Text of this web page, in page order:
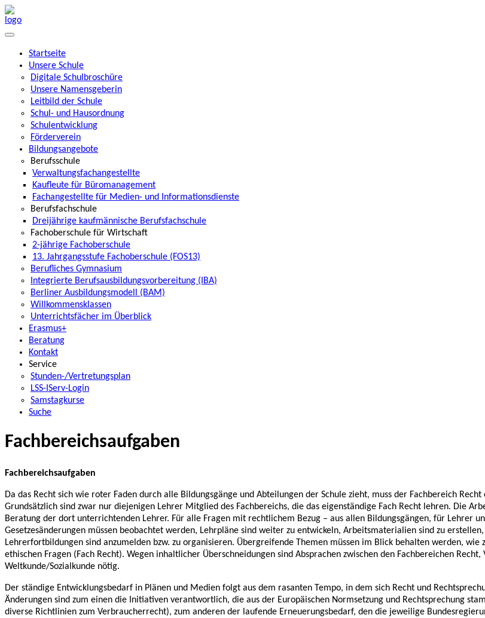
Startseite
Unsere Schule
Digitale Schulbroschüre
Unsere Namensgeberin
Leitbild der Schule
Schul- und Hausordnung
Schulentwicklung
Förderverein
Bildungsangebote
Berufsschule
Verwaltungsfachangestellte
Kaufleute für Büromanagement
Fachangestellte für Medien- und Informationsdienste
Berufsfachschule
Dreijährige kaufmännische Berufsfachschule
Fachoberschule für Wirtschaft
2-jährige Fachoberschule
13. Jahrgangsstufe Fachoberschule (FOS13)
Berufliches Gymnasium
Integrierte Berufsausbildungsvorbereitung (IBA)
Berliner Ausbildungsmodell (BAM)
Willkommensklassen
Unterrichtsfächer im Überblick
Erasmus+
Beratung
Kontakt
Service
Stunden-/Vertretungsplan
LSS-IServ-Login
Samstagkurse
Suche
Fachbereichsaufgaben
Fachbereichsaufgaben
Da das Recht sich wie roter Faden durch alle Bildungsgänge und Abteilungen der Schule zieht, muss der Fachbereich
Grundsätzlich sind zwar nur diejenigen Lehrer Mitglied des Fachbereichs, die das eigenständige Fach Recht lehren. Die
Beratung der dort unterrichtenden Lehrer. Für alle Fragen mit rechtlichem Bezug – aus allen Bildungsgängen, für Lehrer
Gesetzesänderungen müssen beobachtet werden, Lehrpläne sind weiter zu entwickeln, Arbeitsmaterialien sind zu
Lehrerfortbildungen sind anzumelden bzw. zu organisieren. Übergreifende Themen müssen im Blick behalten werden,
ethischen Fragen (Fach Recht). Wegen inhaltlicher Überschneidungen sind Absprachen zwischen den Fachbereichen
Weltkunde/Sozialkunde nötig.
Der ständige Entwicklungsbedarf in Plänen und Medien folgt aus dem rasanten Tempo, in dem sich Recht und
Änderungen sind zum einen die Initiativen verantwortlich, die aus der Europäischen Normsetzung und Rechtsprechung
diverse Richtlinien zum Verbraucherrecht), zum anderen der laufende Erneuerungsbedarf, den die jeweilige